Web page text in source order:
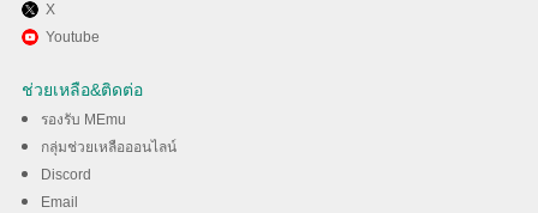
สนุกกับการเล่น Internet Cafe
Simulator 2 บนพีซีด้วย MEmu
ดาวน์โหลด
X
Youtube
ช่วยเหลือ&ติดต่อ
รองรับ MEmu
กลุ่มช่วยเหลือออนไลน์
Discord
Email